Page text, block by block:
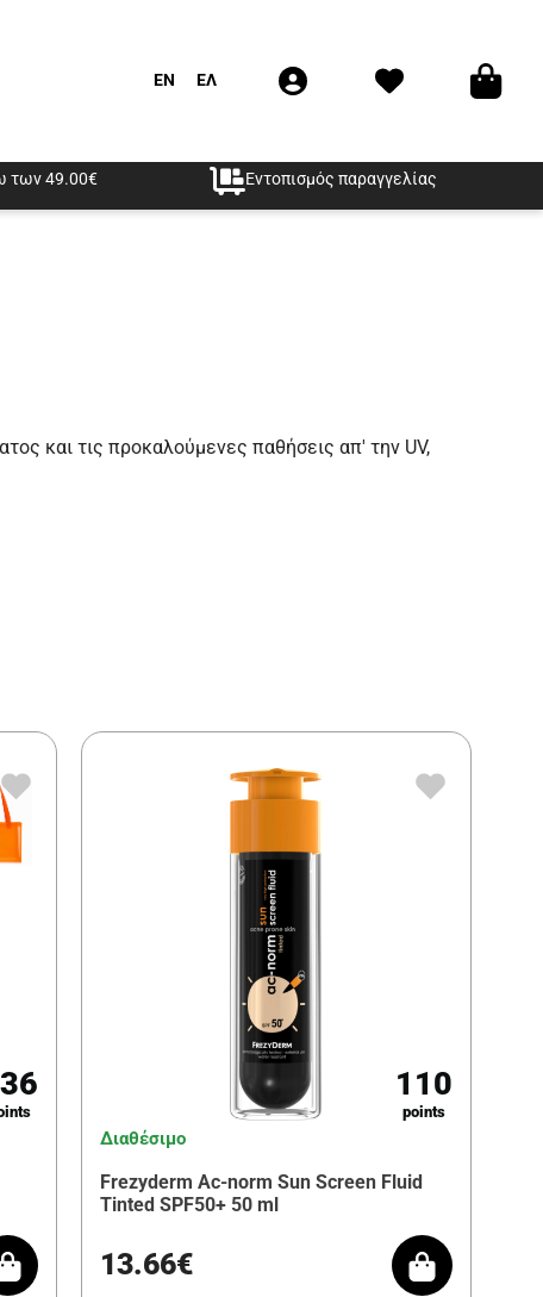
EN ΕΛ
των 49.00€ Εντοπισμός παραγγελίας
και τις προκαλούμενες παθήσεις απ' την UV,
110
points
Διαθέσιμο
Frezyderm Ac-norm Sun Screen Fluid
Tinted SPF50+ 50 ml
13.66€